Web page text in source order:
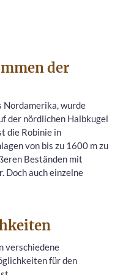
der
Nordamerika, wurde
der nördlichen Halbkugel
die Robinie in
von bis zu 1600 m zu
Beständen mit
Doch auch einzelne
verschiedene
für den